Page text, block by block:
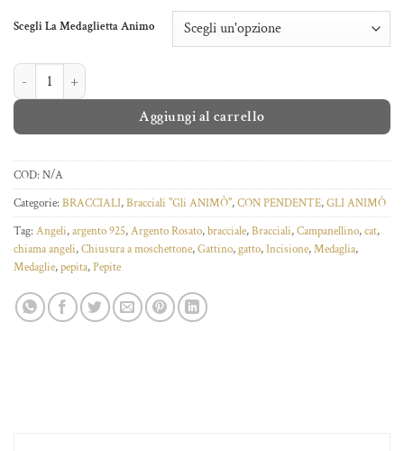
Scegli La Medaglietta Animo
BRACCIALE PEPITE ANIMO' CON CAMPANELLINO quantità
Aggiungi al carrello
COD: N/A
Categorie: BRACCIALI,Bracciali "Gli ANIMÒ",CON PENDENTE,GLI ANIMÒ
Tag: Angeli,argento 925,Argento Rosato,bracciale,Bracciali,Campanellino,cat,
chiama angeli,Chiusura a moschettone,Gattino,gatto,Incisione,Medaglia,
Medaglie,pepita,Pepite